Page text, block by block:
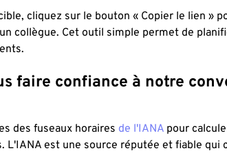
cliquez sur le bouton « Copier le lien »
collègue. Cet outil simple permet de
faire confiance à notre
des fuseaux horaires de l'IANA pour
L'IANA est une source réputée et fiable qui